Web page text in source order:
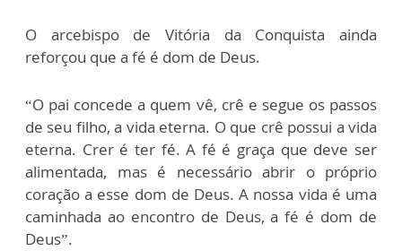
O arcebispo de Vitória da Conquista ainda
reforçou que a fé é dom de Deus.
“O pai concede a quem vê, crê e segue os passos
de seu filho, a vida eterna. O que crê possui a vida
eterna. Crer é ter fé. A fé é graça que deve ser
alimentada, mas é necessário abrir o próprio
coração a esse dom de Deus. A nossa vida é uma
caminhada ao encontro de Deus, a fé é dom de
Deus”.